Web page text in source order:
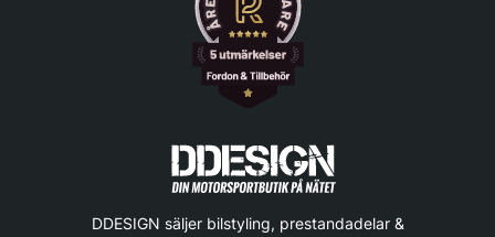
DDESIGN säljer bilstyling, prestandadelar &